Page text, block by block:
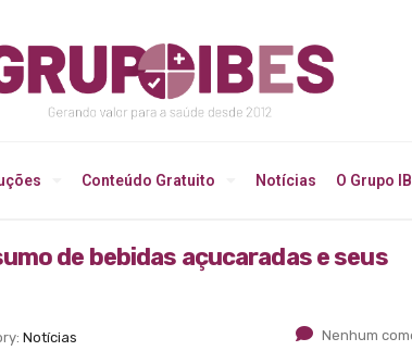
Conteúdo Gratuito Notícias O Grupo
de bebidas açucaradas e seus
Notícias Nenhum